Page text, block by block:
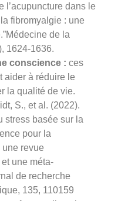
l’acupuncture dans le
fibromyalgie : une
de la
1624-1636.
conscience : ces
aider à réduire le
la qualité de vie.
S., et al. (2022).
stress basée sur la
pour la
revue
une méta-
de recherche
135, 110159